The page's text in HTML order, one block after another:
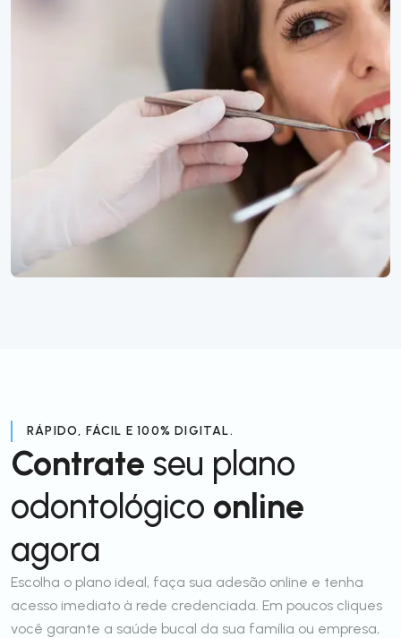
RÁPIDO, FÁCIL E 100% DIGITAL.
Contrate seu plano
odontológico online
agora
Escolha o plano ideal, faça sua adesão online e tenha
acesso imediato à rede credenciada. Em poucos cliques
você garante a saúde bucal da sua família ou empresa,